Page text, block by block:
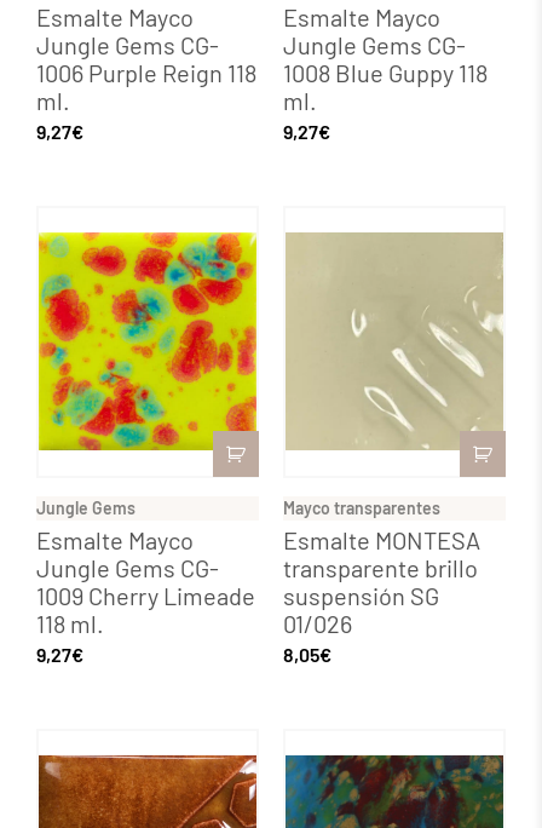
Esmalte Mayco
Jungle Gems CG-
1006 Purple Reign 118
ml.
9,27€
Esmalte Mayco
Jungle Gems CG-
1008 Blue Guppy 118
ml.
9,27€
Jungle Gems
Esmalte Mayco
Jungle Gems CG-
1009 Cherry Limeade
118 ml.
9,27€
Mayco transparentes
Esmalte MONTESA
transparente brillo
suspensión SG
01/026
8,05€